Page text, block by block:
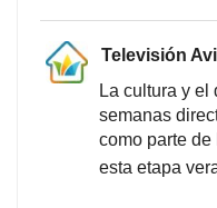
Televisión
La cultura y
semanas
como parte
esta etapa